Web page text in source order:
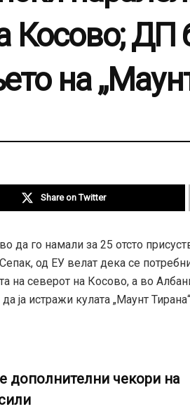
Косово;
на
Share on Twitter
да го намали за 25 отсто
од ЕУ велат дека се
на северот на Косово, а во
ја истражи кулата „Маунт
дополнителни чекори на